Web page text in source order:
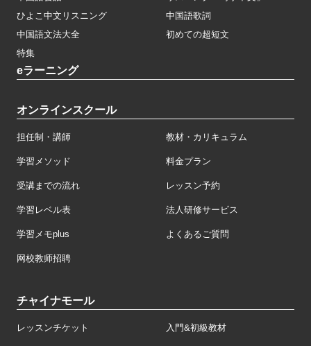
ひよこ中文リスニング
中国語歌詞
中国語文法大全
初めての超短文
特集
eラーニング
オンラインスクール
担任制・講師 教材・カリキュラム
学習メソッド 料金プラン
受講までの流れ レッスン予約
学習レベル表 法人研修サービス
学習メモplus よくあるご質問
网校教师招聘
チャイナモール
レッスンチケット 入門&初級教材